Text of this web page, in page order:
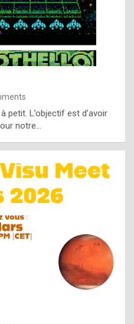
b
e
b
y
g
e
n
u
i
n
e
R
o
petit. L’objectif est d’avoir
notre…